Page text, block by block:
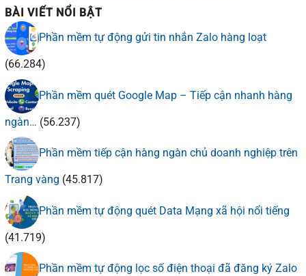
BÀI VIẾT NỔI BẬT
Phần mềm tự động gửi tin nhắn Zalo hàng loạt
(66.284)
Phần mềm quét Google Map – Tiếp cận nhanh hàng
ngàn… (56.237)
Phần mềm tiếp cận hàng ngàn chủ doanh nghiệp trên
Trang vàng (45.817)
Phần mềm tự động quét Data Mạng xã hội nổi tiếng
(41.719)
Phần mềm tự động lọc số điện thoại đã đăng ký Zalo